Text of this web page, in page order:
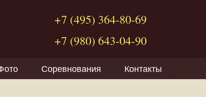
+7 (495) 364-80-69
+7 (980) 643-04-90
Соревнования Контакты